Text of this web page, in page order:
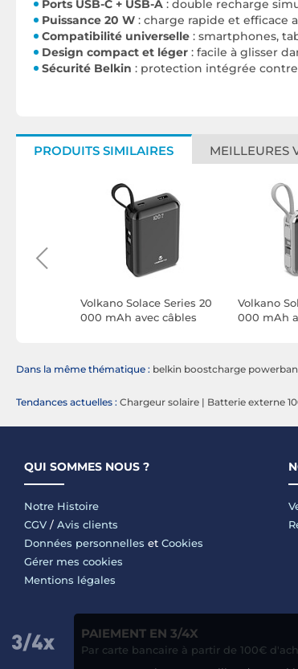
Ports USB-C + USB-A : double recharge
Puissance 20 W : charge rapide et efficace
Compatibilité universelle : smartphones,
Design compact et léger : facile à glisser
Sécurité Belkin : protection intégrée
PRODUITS SIMILAIRES MEILLEURES
Volkano Solace Series 20
000 mAh avec câbles
Volkano
000 mAh
Dans la même thématique : belkin boostcharge
Tendances actuelles : Chargeur solaire | Batterie externe
QUI SOMMES NOUS ?
Notre Histoire
CGV / Avis clients
Données personnelles et Cookies
Gérer mes cookies
Mentions légales
PAIEMENT EN 3/4X
Par carte bancaire à partir de 100€